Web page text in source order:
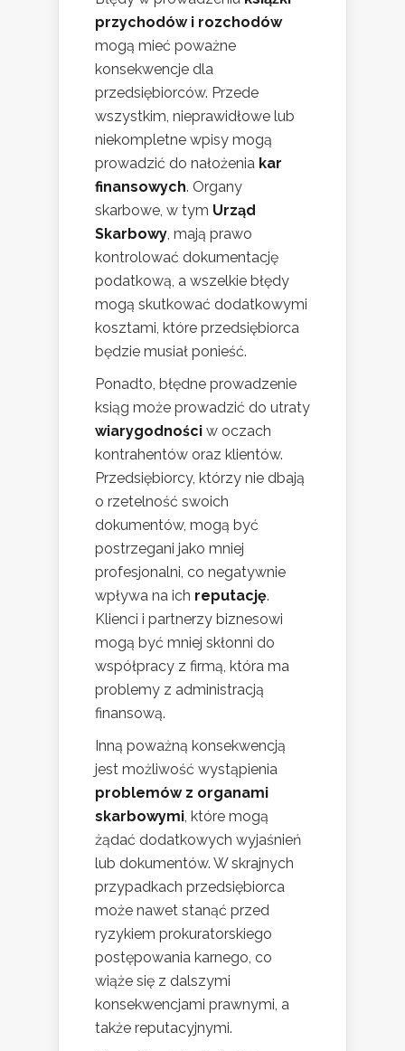
przychodów i rozchodów
mogą mieć poważne
konsekwencje dla
przedsiębiorców. Przede
wszystkim, nieprawidłowe lub
niekompletne wpisy mogą
prowadzić do nałożenia kar
finansowych. Organy
skarbowe, w tym Urząd
Skarbowy, mają prawo
kontrolować dokumentację
podatkową, a wszelkie błędy
mogą skutkować dodatkowymi
kosztami, które przedsiębiorca
będzie musiał ponieść.
Ponadto, błędne prowadzenie
ksiąg może prowadzić do utraty
wiarygodności w oczach
kontrahentów oraz klientów.
Przedsiębiorcy, którzy nie dbają
o rzetelność swoich
dokumentów, mogą być
postrzegani jako mniej
profesjonalni, co negatywnie
wpływa na ich reputację.
Klienci i partnerzy biznesowi
mogą być mniej skłonni do
współpracy z firmą, która ma
problemy z administracją
finansową.
Inną poważną konsekwencją
jest możliwość wystąpienia
problemów z organami
skarbowymi, które mogą
żądać dodatkowych wyjaśnień
lub dokumentów. W skrajnych
przypadkach przedsiębiorca
może nawet stanąć przed
ryzykiem prokuratorskiego
postępowania karnego, co
wiąże się z dalszymi
konsekwencjami prawnymi, a
także reputacyjnymi.